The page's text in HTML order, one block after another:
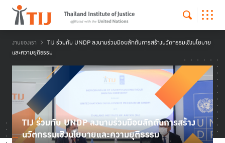
งานของเรา
TIJ ร่วมกับ UNDP ลงนามร่วมมือผลักดันการสร้างนวัตกรรมเชิงนโยบาย
และความยุติธรรม
TIJ ร่วมกับ UNDP ลงนามร่วมมือผลักดันการสร้าง
นวัตกรรมเชิงนโยบายและความยุติธรรม